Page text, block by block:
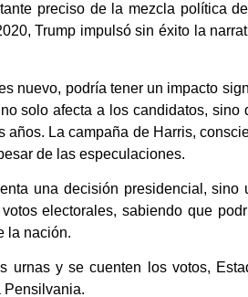
preciso de la mezcla política
Trump impulsó sin éxito la
nuevo, podría tener un impacto
solo afecta a los candidatos,
La campaña de Harris,
de las especulaciones.
una decisión presidencial,
electorales, sabiendo que
la nación.
y se cuenten los votos,
Pensilvania.